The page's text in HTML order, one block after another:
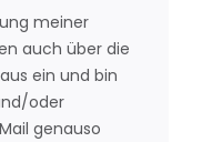
meiner
auch über die
ein und bin
oder
genauso